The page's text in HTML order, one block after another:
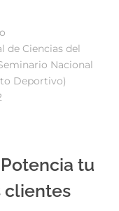
de Ciencias del
Nacional
Deportivo)
tu
clientes